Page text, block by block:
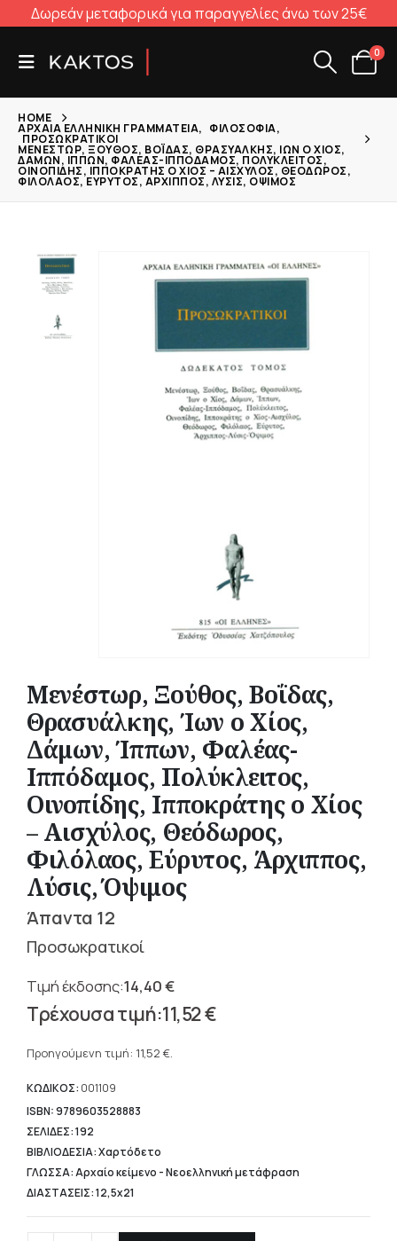
Δωρεάν μεταφορικά για παραγγελίες άνω των 25€
0
HOME
ΑΡΧΑΊΑ ΕΛΛΗΝΙΚΉ ΓΡΑΜΜΑΤΕΊΑ, ΦΙΛΟΣΟΦΊΑ,
ΠΡΟΣΩΚΡΑΤΙΚΟΊ
ΜΕΝΈΣΤΩΡ, ΞΟΎΘΟΣ, ΒΟΪ́ΔΑΣ, ΘΡΑΣΥΆΛΚΗΣ, ΊΩΝ Ο ΧΊΟΣ,
ΔΆΜΩΝ, ΊΠΠΩΝ, ΦΑΛΈΑΣ-ΙΠΠΌΔΑΜΟΣ, ΠΟΛΎΚΛΕΙΤΟΣ,
ΟΙΝΟΠΊΔΗΣ, ΙΠΠΟΚΡΆΤΗΣ Ο ΧΊΟΣ – ΑΙΣΧΎΛΟΣ, ΘΕΌΔΩΡΟΣ,
ΦΙΛΌΛΑΟΣ, ΕΎΡΥΤΟΣ, ΆΡΧΙΠΠΟΣ, ΛΎΣΙΣ, ΌΨΙΜΟΣ
Μενέστωρ, Ξούθος, Βοΐδας,
Θρασυάλκης, Ίων ο Χίος,
Δάμων, Ίππων, Φαλέας-
Ιππόδαμος, Πολύκλειτος,
Οινοπίδης, Ιπποκράτης ο Χίος
– Αισχύλος, Θεόδωρος,
Φιλόλαος, Εύρυτος, Άρχιππος,
Λύσις, Όψιμος
Άπαντα 12
Προσωκρατικοί
14,40€
Original
price
14,40 €.
11,52€
τρέχουσα
είναι:
11,52 €.
Προηγούμενη τιμή: 11,52 €.
ΚΩΔΙΚΟΣ: 001109
ISBN: 9789603528883
ΣΕΛΙΔΕΣ: 192
ΒΙΒΛΙΟΔΕΣΙΑ: Χαρτόδετο
ΓΛΩΣΣΑ: Αρχαίο κείμενο - Νεοελληνική μετάφραση
ΔΙΑΣΤΑΣΕΙΣ: 12,5x21